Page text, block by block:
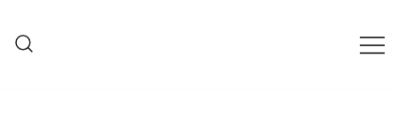
content